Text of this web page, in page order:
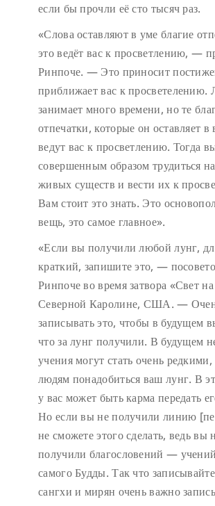
если бы прочли её сто тысяч раз.
«Слова оставляют в уме благие
это ведёт вас к просветлению, —
Ринпоче. — Это приносит
приближает вас к просветелению.
занимает много времени, но те
отпечатки, которые он оставляет
ведут вас к просветлению. Тогда
совершенным образом трудиться
живых существ и вести их к
Вам стоит это знать. Это
вещь, это самое главное».
«Если вы получили любой лунг,
краткий, запишите это, —
Ринпоче во время затвора «Свет
Северной Каролине, США. —
записывать это, чтобы в будущем
что за лунг получили. В будущем
учения могут стать очень
людям понадобиться ваш лунг. В
у вас может быть карма передать
Но если вы не получили линию
не сможете этого сделать, ведь вы
получили благословений —
самого Будды. Так что
сангхи и мирян очень важно